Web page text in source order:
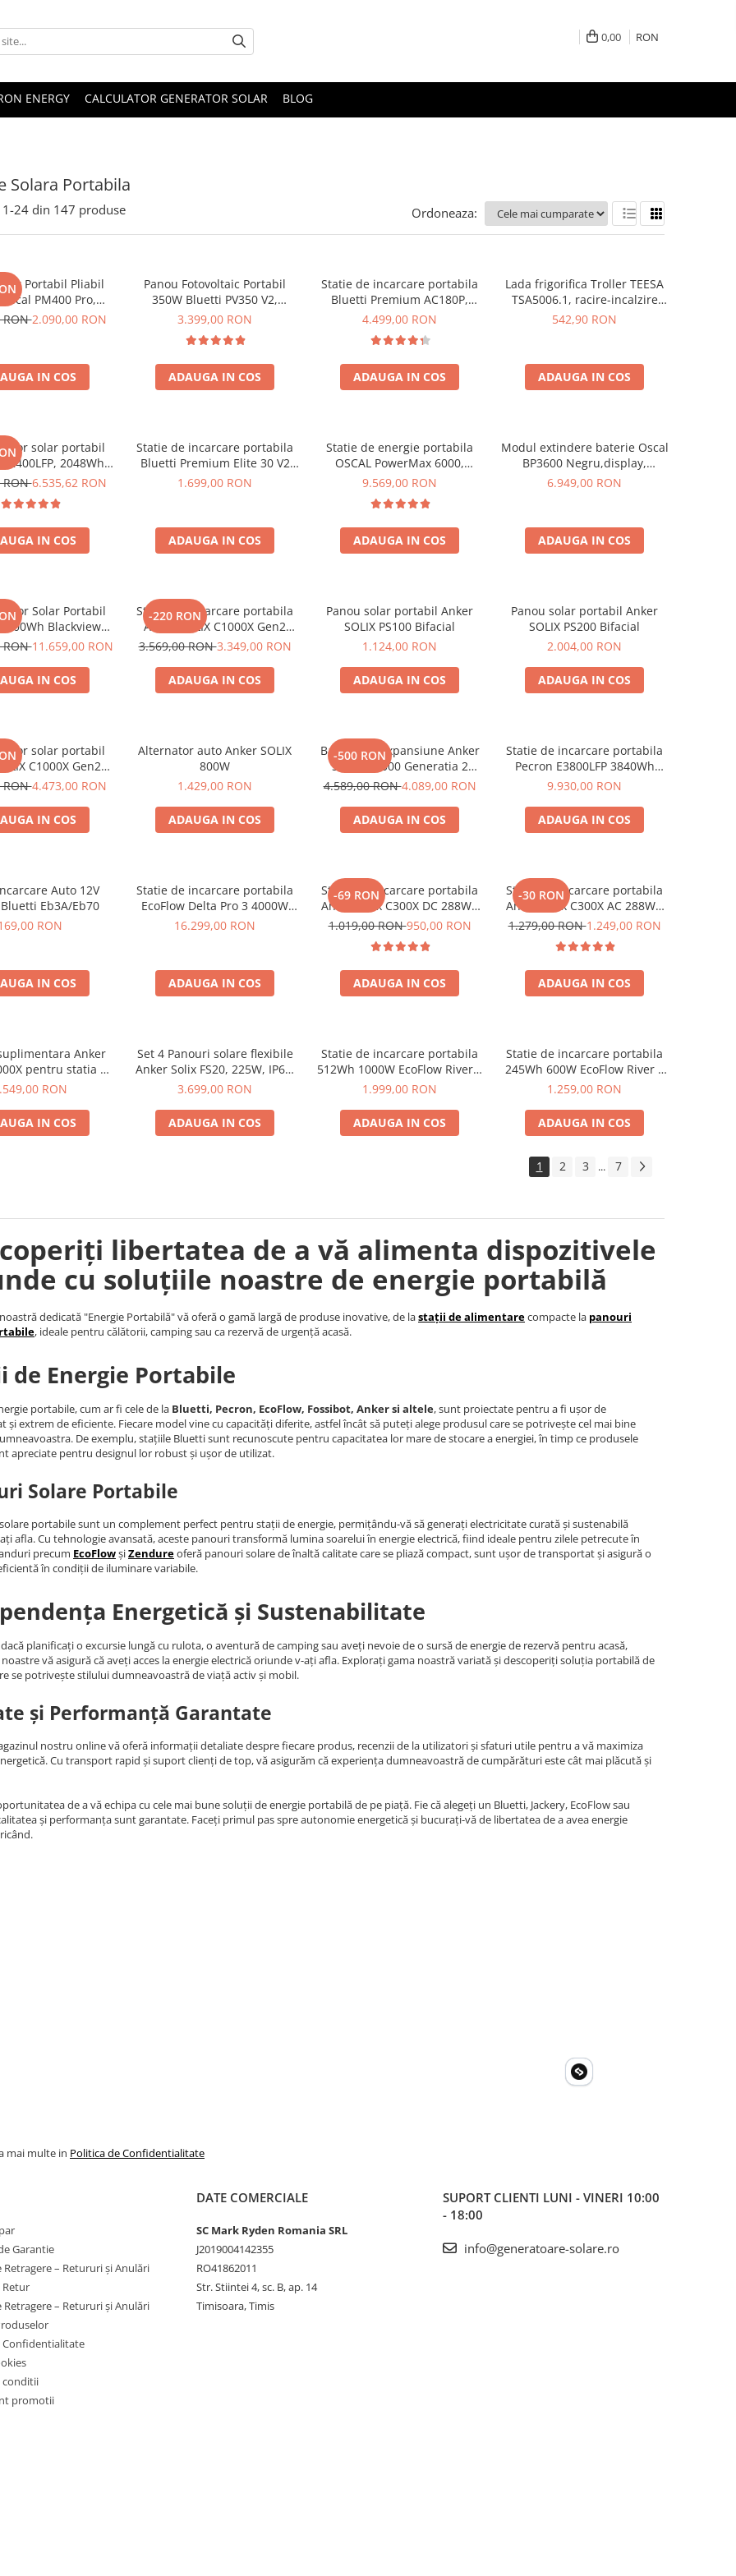
0,00 RON
ENERGY CALCULATOR GENERATOR SOLAR BLOG
Solara Portabila
1-24 din 147 produse Ordoneaza:
Portabil Pliabil
PM400 Pro,
ETFE, IP67
RON2.090,00 RON
IN COS
Panou Fotovoltaic Portabil
350W Bluetti PV350 V2,
Monocristalin, MC4, ETFE,
3.399,00 RON
ADAUGA IN COS
Statie de incarcare portabila
Bluetti Premium AC180P,
Ecran LCD, 1800W, 1440Wh,
4.499,00 RON
ADAUGA IN COS
Lada frigorifica Troller TEESA
TSA5006.1, racire-incalzire
35L, alimentare bricheta auto
542,90 RON
ADAUGA IN COS
solar portabil
E2400LFP, 2048Wh,
Incarcare super
Protectie BMS +
solar 200W
RON6.535,62 RON
IN COS
Statie de incarcare portabila
Bluetti Premium Elite 30 V2
600W 320Wh
1.699,00 RON
ADAUGA IN COS
Statie de energie portabila
OSCAL PowerMax 6000,
6000W (9000W varf), baterie
rapida in 1.96h, 14 porturi,
USB-C 100W, control inteligent
la distanta, functionalitate
UPS
9.569,00 RON
ADAUGA IN COS
Modul extindere baterie Oscal
BP3600 Negru,display,
compatibil cu Oscal PowerMax
6.949,00 RON
ADAUGA IN COS
Solar Portabil
Blackview
PowerMax 6000 +
RON11.659,00 RON
IN COS
-220 RON
Statie de incarcare portabila
Anker SOLIX C1000X Gen2
2000W 1024Wh
3.569,00 RON3.349,00 RON
ADAUGA IN COS
Panou solar portabil Anker
SOLIX PS100 Bifacial
1.124,00 RON
ADAUGA IN COS
Panou solar portabil Anker
SOLIX PS200 Bifacial
2.004,00 RON
ADAUGA IN COS
solar portabil
C1000X Gen2
+ panou 100W
RON4.473,00 RON
IN COS
Alternator auto Anker SOLIX
800W
1.429,00 RON
ADAUGA IN COS
-500 RON
Baterie de expansiune Anker
Solix BP2000 Generatia 2
pentru Anker Solix C2000 Gen
4.589,00 RON4.089,00 RON
ADAUGA IN COS
Statie de incarcare portabila
Pecron E3800LFP 3840Wh
4200W + Carucior CADOU
9.930,00 RON
ADAUGA IN COS
Auto 12V
Eb3A/Eb70
RON
IN COS
Statie de incarcare portabila
EcoFlow Delta Pro 3 4000W
4096Wh
16.299,00 RON
ADAUGA IN COS
-69 RON
Statie de incarcare portabila
Anker Solix C300X DC 288Wh
300W
1.019,00 RON950,00 RON
ADAUGA IN COS
-30 RON
Statie de incarcare portabila
Anker Solix C300X AC 288Wh
300W
1.279,00 RON1.249,00 RON
ADAUGA IN COS
Anker
pentru statia de
portabila Anker
RON
IN COS
Set 4 Panouri solare flexibile
Anker Solix FS20, 225W, IP67,
Tehnologie TOPCon
3.699,00 RON
ADAUGA IN COS
Statie de incarcare portabila
512Wh 1000W EcoFlow River 2
Max
1.999,00 RON
ADAUGA IN COS
Statie de incarcare portabila
245Wh 600W EcoFlow River 3
UPS
1.259,00 RON
ADAUGA IN COS
1 2 3 ... 7
libertatea de a vă alimenta dispozitivele
cu soluțiile noastre de energie portabilă
dedicată "Energie Portabilă" vă oferă o gamă largă de produse inovative, de lastații de alimentarecompacte la panouri
, ideale pentru călătorii, camping sau ca rezervă de urgență acasă.
de Energie Portabile
portabile, cum ar fi cele de la Bluetti, Pecron, EcoFlow, Fossibot, Anker si altele, sunt proiectate pentru a fi ușor de
și extrem de eficiente. Fiecare model vine cu capacități diferite, astfel încât să puteți alege produsul care se potrivește cel mai bine
De exemplu, stațiile Bluetti sunt recunoscute pentru capacitatea lor mare de stocare a energiei, în timp ce produsele
apreciate pentru designul lor robust și ușor de utilizat.
Solare Portabile
portabile sunt un complement perfect pentru stații de energie, permițându-vă să generați electricitate curată și sustenabilă
afla. Cu tehnologie avansată, aceste panouri transformă lumina soarelui în energie electrică, fiind ideale pentru zilele petrecute în
precum EcoFlowșiZendureoferă panouri solare de înaltă calitate care se pliază compact, sunt ușor de transportat și asigură o
în condiții de iluminare variabile.
Energetică și Sustenabilitate
planificați o excursie lungă cu rulota, o aventură de camping sau aveți nevoie de o sursă de energie de rezervă pentru acasă,
vă asigură că aveți acces la energie electrică oriunde v-ați afla. Explorați gama noastră variată și descoperiți soluția portabilă de
se potrivește stilului dumneavoastră de viață activ și mobil.
și Performanță Garantate
nostru online vă oferă informații detaliate despre fiecare produs, recenzii de la utilizatori și sfaturi utile pentru a vă maximiza
Cu transport rapid și suport clienți de top, vă asigurăm că experiența dumneavoastră de cumpărături este cât mai plăcută și
de a vă echipa cu cele mai bune soluții de energie portabilă de pe piață. Fie că alegeți un Bluetti, Jackery, EcoFlow sau
și performanța sunt garantate. Faceți primul pas spre autonomie energetică și bucurați-vă de libertatea de a avea energie
mai multe in Politica de Confidentialitate
Garantie
Retragere – Retururi și Anulări
Retur
Retragere – Retururi și Anulări
Confidentialitate
conditii
promotii
DATE COMERCIALE
SC Mark Ryden Romania SRL
J2019004142355
RO41862011
Str. Stiintei 4, sc. B, ap. 14
Timisoara, Timis
SUPORT CLIENTI LUNI - VINERI 10:00
- 18:00
info@generatoare-solare.ro